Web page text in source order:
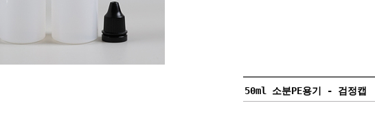
50ml 소분PE용기 - 검정캡